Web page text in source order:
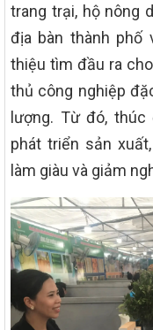
trang trại, hộ nông
địa bàn thành phố
thiệu tìm đầu ra
thủ công nghiệp
lượng. Từ đó,
phát triển sản
làm giàu và giảm